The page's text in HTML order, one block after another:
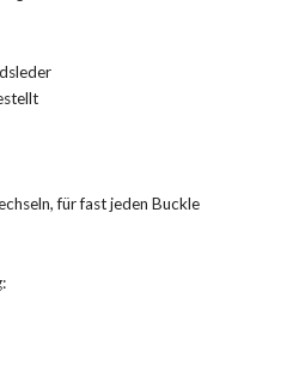
für fast jeden Buckle